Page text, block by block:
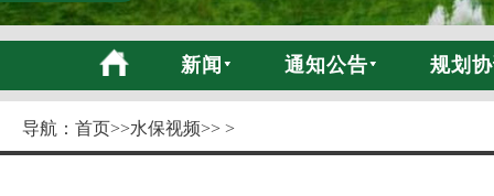
新闻 通知公告 规划
导航： 首页>>水保视频>> >